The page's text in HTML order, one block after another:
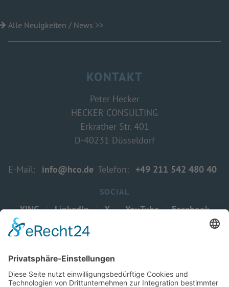
Alle Neuigkeiten / News >>
KONTAKT
Peter Hecker
HECKER CONSULTING
Erkrather Str. 401
D-40231 Düsseldorf
E-Mail: info@hco.de Telefon: +49 211 542 480 40
SOCIAL
XING | LinkedIn | X | YouTube | Facebook
produced by www.martinsfeld.de